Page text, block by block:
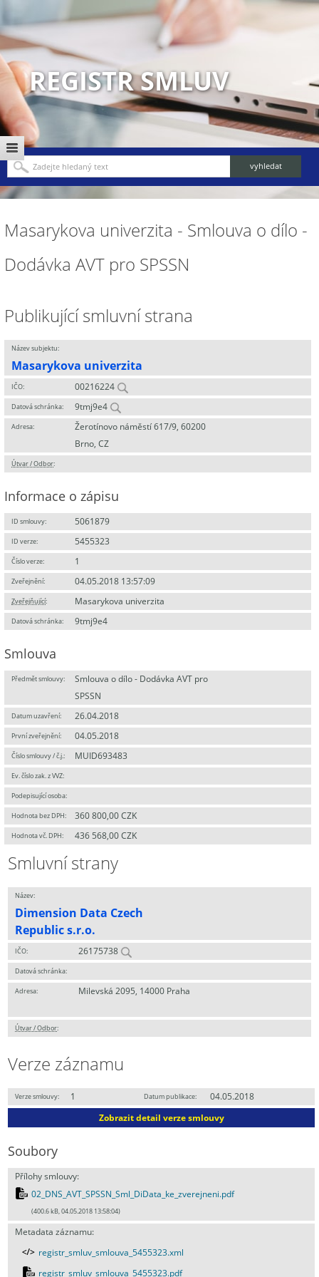
REGISTR SMLUV
Masarykova univerzita - Smlouva o dílo -
Dodávka AVT pro SPSSN
Publikující smluvní strana
Název subjektu:
Masarykova univerzita
IČO: 00216224
Datová schránka: 9tmj9e4
Adresa:
Žerotínovo náměstí 617/9, 60200
Brno, CZ
Útvar / Odbor:
Informace o zápisu
ID smlouvy: 5061879
ID verze: 5455323
Číslo verze: 1
Zveřejnění: 04.05.2018 13:57:09
Zveřejňující: Masarykova univerzita
Datová schránka: 9tmj9e4
Smlouva
Předmět smlouvy:
Smlouva o dílo - Dodávka AVT pro
SPSSN
Datum uzavření: 26.04.2018
První zveřejnění: 04.05.2018
Číslo smlouvy / č.j.: MUID693483
Ev. číslo zak. z VVZ:
Podepisující osoba:
Hodnota bez DPH: 360 800,00 CZK
Hodnota vč. DPH: 436 568,00 CZK
Smluvní strany
Název:
Dimension Data Czech
Republic s.r.o.
IČO: 26175738
Datová schránka:
Adresa: Milevská 2095, 14000 Praha
Útvar / Odbor:
Verze záznamu
Verze smlouvy: 1 Datum publikace:
04.05.2018
Zobrazit detail verze smlouvy
Soubory
Přílohy smlouvy:
02_DNS_AVT_SPSSN_Sml_DiData_ke_zverejneni.pdf
(400.6 kB, 04.05.2018 13:58:04)
Metadata záznamu:
registr_smluv_smlouva_5455323.xml
registr_smluv_smlouva_5455323.pdf